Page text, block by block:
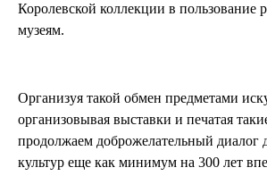
Королевской коллекции в пользование
музеям.
Организуя такой обмен предметами
организовывая выставки и печатая
продолжаем доброжелательный диалог
культур еще как минимум на 300 лет